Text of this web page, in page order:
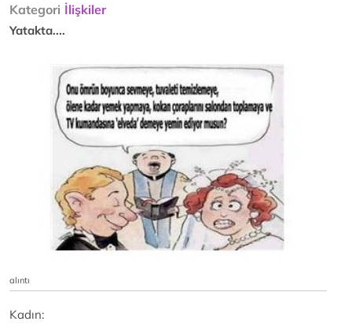
Kategori İlişkiler
Yatakta....
alıntı
Kadın: